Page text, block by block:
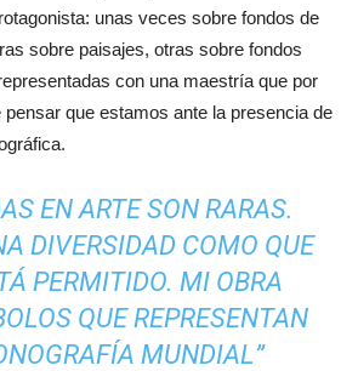
unas veces sobre fondos de
sobre paisajes, otras sobre fondos
con una maestría que por
que estamos ante la presencia de
EN ARTE SON RARAS.
DIVERSIDAD COMO QUE
PERMITIDO. MI OBRA
QUE REPRESENTAN
MUNDIAL”